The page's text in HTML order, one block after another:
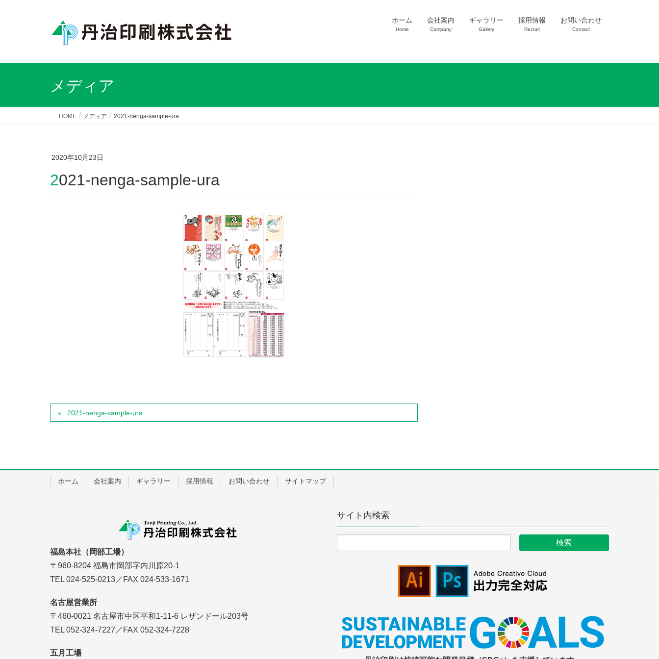
ホーム
Home
会社案内
Company
ギャラリー
Gallery
採用情報
Recruit
お問い合わせ
Contact
メディア
HOME メディア 2021-nenga-sample-ura
2020年10月23日
2021-nenga-sample-ura
2021-nenga-sample-ura
ホーム 会社案内 ギャラリー 採用情報 お問い合わせ サイトマップ
福島本社（岡部工場）
〒960-8204 福島市岡部字内川原20-1
TEL 024-525-0213／FAX 024-533-1671
名古屋営業所
〒460-0021 名古屋市中区平和1-11-6 レザンドール203号
TEL 052-324-7227／FAX 052-324-7228
五月工場
サイト内検索